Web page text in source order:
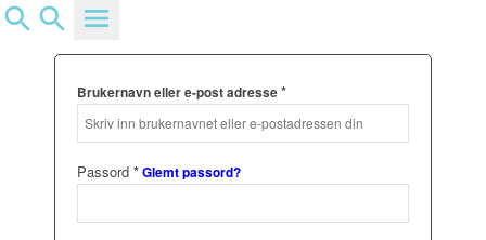
Logg inn
Brukernavn eller e-post adresse*
Passord *Glemt passord?